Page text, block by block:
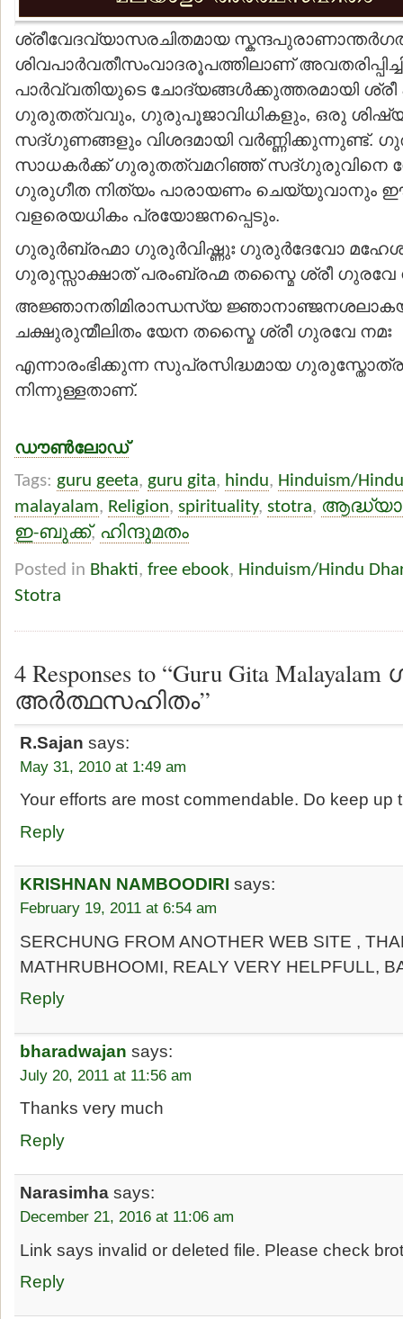
ശ്രീവേദവ്യാസരചിതമായ
ശിവപാര്‍വതീസംവാദരൂപത്തിലാണ്
പാര്‍വ്വതിയുടെ ചോദ്യങ്ങള്‍ക്കുത്തരമായി
ഗുരുതത്വവും, ഗുരുപൂജാവിധികളും, ഒരു
സദ്ഗുണങ്ങളും വിശദമായി വര്‍ണ്ണിക്കുന്നുണ്ട്.
സാധകര്‍ക്ക് ഗുരുതത്വമറിഞ്ഞ് സദ്ഗുരുവിനെ
ഗുരുഗീത നിത്യം പാരായണം ചെയ്യുവാനും
വളരെയധികം പ്രയോജനപ്പെടും.
ഗുരുര്‍ബ്രഹ്മാ ഗുരുര്‍വിഷ്ണുഃ ഗുരുര്‍ദേവോ
ഗുരുസ്സാക്ഷാത് പരംബ്രഹ്മ തസ്മൈ ശ്രീ ഗുരവേ
അജ്ഞാനതിമിരാന്ധസ്യ
ചക്ഷുരുന്മീലിതം യേന തസ്മൈ ശ്രീ ഗുരവേ നമഃ
എന്നാരംഭിക്കുന്ന സുപ്രസിദ്ധമായ
നിന്നുള്ളതാണ്.
ഡൗണ്‍ലോഡ്
Tags: guru geeta, guru gita, hindu, Hinduism/
malayalam, Religion, spirituality, stotra,
ഇ-ബുക്ക്, ഹിന്ദുമതം
Posted in Bhakti, free ebook, Hinduism/Hindu
Stotra
4 Responses to “Guru Gita
അര്‍ത്ഥസഹിതം”
R.Sajan says:
May 31, 2010 at 1:49 am
Your efforts are most commendable. Do keep up
Reply
KRISHNAN NAMBOODIRI says:
February 19, 2011 at 6:54 am
SERCHUNG FROM ANOTHER WEB SITE ,
MATHRUBHOOMI, REALY VERY HELPFULL,
Reply
bharadwajan says:
July 20, 2011 at 11:56 am
Thanks very much
Reply
Narasimha says:
December 21, 2016 at 11:06 am
Link says invalid or deleted file. Please check
Reply